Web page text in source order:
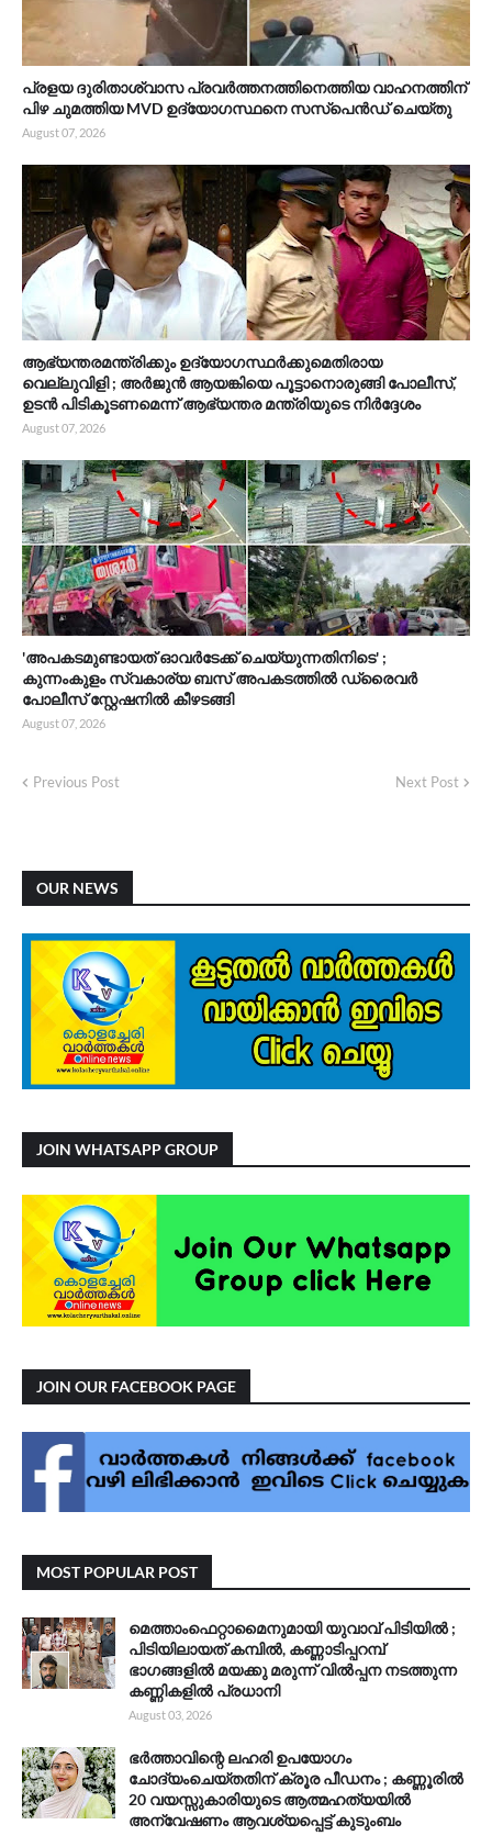
പ്രളയ ദുരിതാശ്വാസ പ്രവർത്തനത്തിനെത്തിയ വാഹനത്തിന്
പിഴ ചുമത്തിയ MVD ഉദ്യോഗസ്ഥനെ സസ്പെൻഡ് ചെയ്തു
August 07, 2026
ആഭ്യന്തരമന്ത്രിക്കും ഉദ്യോഗസ്ഥർക്കുമെതിരായ
വെല്ലുവിളി ; അർജുൻ ആയങ്കിയെ പൂട്ടാനൊരുങ്ങി പോലീസ്,
ഉടൻ പിടികൂടണമെന്ന് ആഭ്യന്തര മന്ത്രിയുടെ നിർദ്ദേശം
August 07, 2026
'അപകടമുണ്ടായത് ഓവർടേക്ക് ചെയ്യുന്നതിനിടെ' ;
കുന്നംകുളം സ്വകാര്യ ബസ് അപകടത്തിൽ ഡ്രൈവർ
പോലീസ് സ്റ്റേഷനിൽ കീഴടങ്ങി
August 07, 2026
Previous Post Next Post
OUR NEWS
JOIN WHATSAPP GROUP
JOIN OUR FACEBOOK PAGE
MOST POPULAR POST
മെത്താംഫെറ്റാമൈനുമായി യുവാവ് പിടിയിൽ ;
പിടിയിലായത് കമ്പിൽ, കണ്ണാടിപ്പറമ്പ്
ഭാഗങ്ങളിൽ മയക്കു മരുന്ന് വിൽപ്പന നടത്തുന്ന
കണ്ണികളിൽ പ്രധാനി
August 03, 2026
ഭർത്താവിന്റെ ലഹരി ഉപയോഗം
ചോദ്യംചെയ്തതിന് ക്രൂര പീഡനം ; കണ്ണൂരിൽ
20 വയസ്സുകാരിയുടെ ആത്മഹത്യയിൽ
അന്വേഷണം ആവശ്യപ്പെട്ട് കുടുംബം